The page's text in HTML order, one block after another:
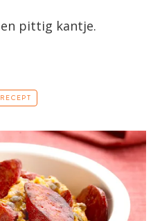
pittig kantje.